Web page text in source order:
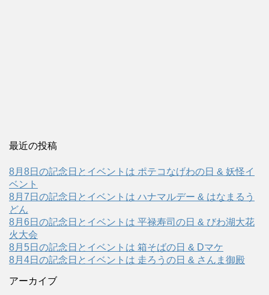
最近の投稿
8月8日の記念日とイベントは ポテコなげわの日 & 妖怪イ
ベント
8月7日の記念日とイベントは ハナマルデー & はなまるう
どん
8月6日の記念日とイベントは 平禄寿司の日 & びわ湖大花
火大会
8月5日の記念日とイベントは 箱そばの日 & Dマケ
8月4日の記念日とイベントは 走ろうの日 & さんま御殿
アーカイブ